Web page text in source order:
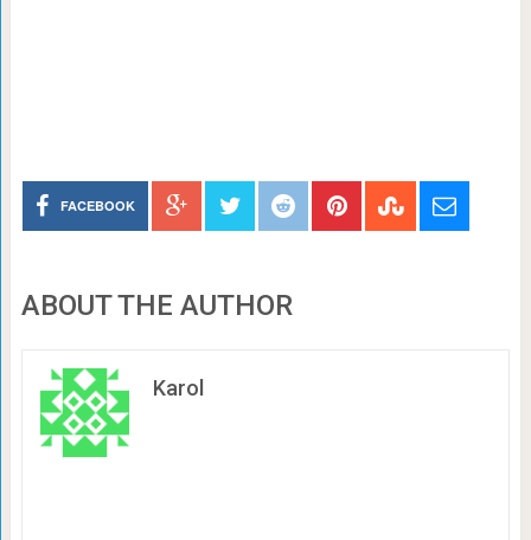
FACEBOOK
ABOUT THE AUTHOR
Karol